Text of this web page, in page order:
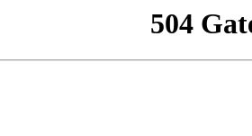
504